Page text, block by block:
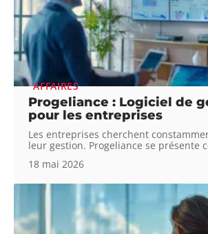
AFFAIRES
Progeliance : Logiciel de
pour les entreprises
Les entreprises cherchent
leur gestion. Progeliance se présente
18 mai 2026